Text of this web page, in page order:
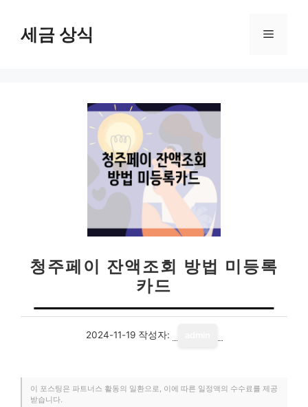
세금 상식 메
청주페이 잔액조회 방법 미등록
카드
2024-11-19 작성자:
이 포스팅은 파트너스 활동의 일환으로, 이에 따른 일정액의 수수료를 제공
받습니다.